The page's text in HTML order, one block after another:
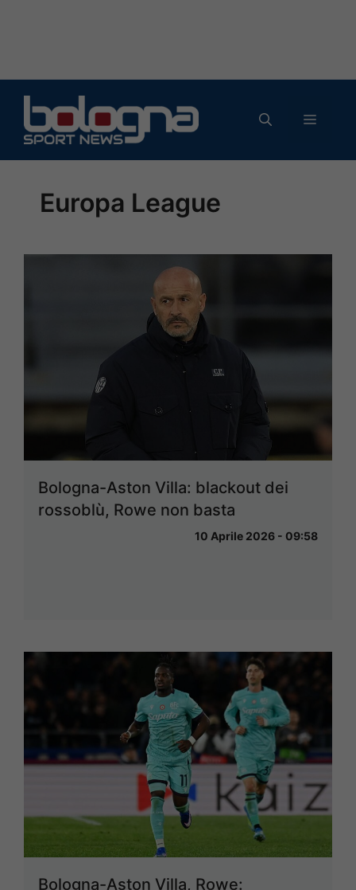
contenuto
MENU
Europa League
Bologna-Aston Villa: blackout dei
rossoblù, Rowe non basta
10 Aprile 2026 - 09:58
Bologna-Aston Villa, Rowe: